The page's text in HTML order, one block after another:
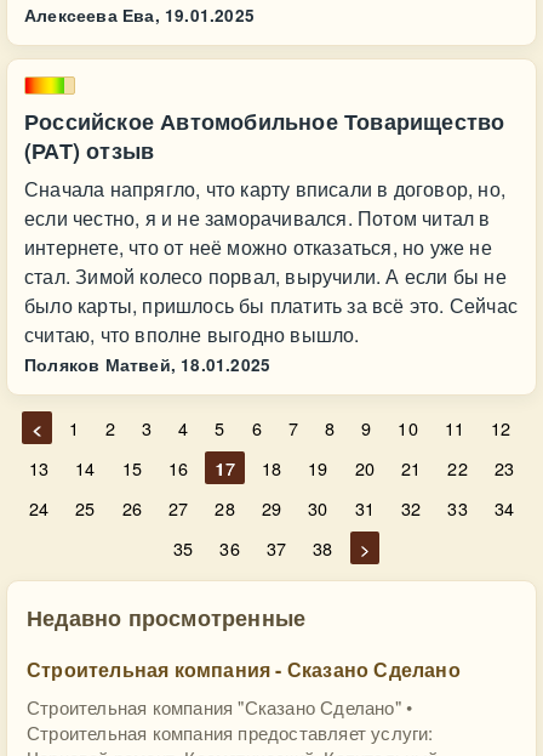
Алексеева Ева, 19.01.2025
Российское Автомобильное Товарищество
(РАТ) отзыв
Сначала напрягло, что карту вписали в договор, но,
если честно, я и не заморачивался. Потом читал в
интернете, что от неё можно отказаться, но уже не
стал. Зимой колесо порвал, выручили. А если бы не
было карты, пришлось бы платить за всё это. Сейчас
считаю, что вполне выгодно вышло.
Поляков Матвей, 18.01.2025
< 1 2 3 4 5 6 7 8 9 10 11
12
13
14 15 16 17 18 19 20 21 22
23
24
25 26 27 28 29 30 31 32 33
34
35
36 37 38 >
Недавно просмотренные
Строительная компания - Сказано Сделано
Строительная компания "Сказано Сделано" •
Строительная компания предоставляет услуги: